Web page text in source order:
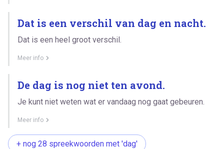
Dat is een verschil van dag en nacht.
Dat is een heel groot verschil.
Meer info
De dag is nog niet ten avond.
Je kunt niet weten wat er vandaag nog gaat gebeuren.
Meer info
+ nog 28 spreekwoorden met 'dag'